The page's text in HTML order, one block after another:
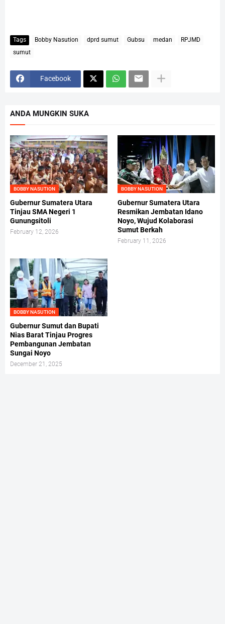
Tags Bobby Nasution dprd sumut Gubsu medan
RPJMD
sumut
Facebook
ANDA MUNGKIN SUKA
BOBBY NASUTION
Gubernur Sumatera Utara
Tinjau SMA Negeri 1
Gunungsitoli
February 12, 2026
BOBBY NASUTION
Gubernur Sumatera Utara
Resmikan Jembatan Idano
Noyo, Wujud Kolaborasi
Sumut Berkah
February 11, 2026
BOBBY NASUTION
Gubernur Sumut dan Bupati
Nias Barat Tinjau Progres
Pembangunan Jembatan
Sungai Noyo
December 21, 2025